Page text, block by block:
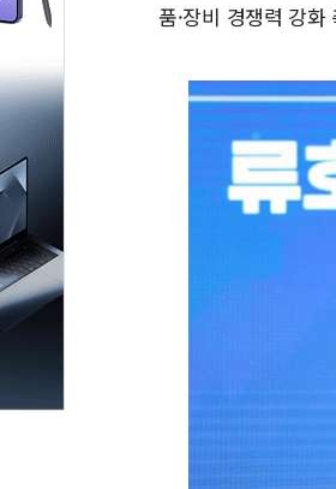
품·장비 경쟁력 강